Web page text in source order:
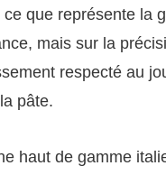
ce que représente la
mais sur la
respecté au
pâte.
haut de gamme